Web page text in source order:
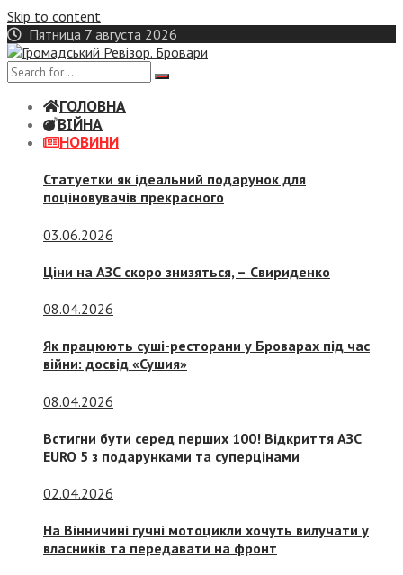
Skip to content
Пятница 7 августа 2026
ГОЛОВНА
ВІЙНА
НОВИНИ
Статуетки як ідеальний подарунок для
поціновувачів прекрасного
03.06.2026
Ціни на АЗС скоро знизяться, – Свириденко
08.04.2026
Як працюють суші-ресторани у Броварах під час
війни: досвід «Сушия»
08.04.2026
Встигни бути серед перших 100! Відкриття АЗС
EURO 5 з подарунками та суперцінами
02.04.2026
На Вінничині гучні мотоцикли хочуть вилучати у
власників та передавати на фронт